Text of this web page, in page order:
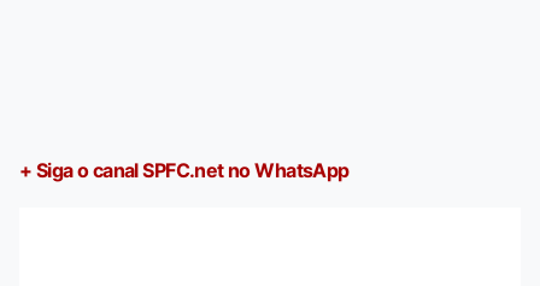
+ Siga o canal SPFC.net no WhatsApp